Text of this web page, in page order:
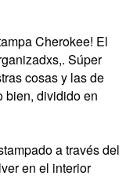
Cherokee! El
Súper
cosas y las de
bien, dividido en
a través del
en el interior